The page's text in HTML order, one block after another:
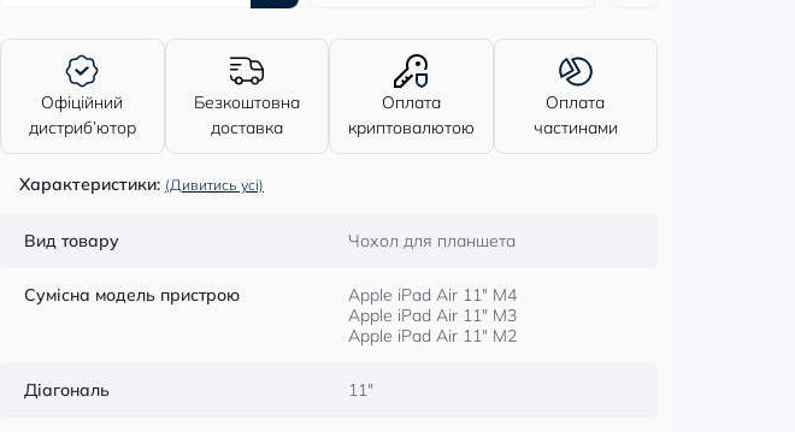
Офіційний
дистриб’ютор
Безкоштовна
доставка
Оплата
криптовалютою
Оплата
частинами
Характеристики: (Дивитись усі)
Вид товару Чохол для планшета
Сумісна модель пристрою
Apple iPad Air 11″ M4
Apple iPad Air 11″ M3
Apple iPad Air 11″ M2
Діагональ 11″